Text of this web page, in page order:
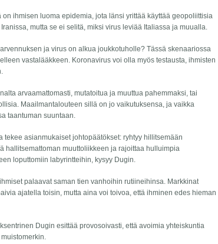
ihmisen luoma epidemia, jota länsi yrittää käyttää geopoliittisia
mutta se ei selitä, miksi virus leviää Italiassa ja muualla.
ja virus on alkua joukkotuholle? Tässä skenaariossa
vastalääkkeen. Koronavirus voi olla myös testausta, ihmisten
arvaamattomasti, mutatoitua ja muuttua pahemmaksi, tai
Maailmantalouteen sillä on jo vaikutuksensa, ja vaikka
taantuman suuntaan.
asianmukaiset johtopäätökset: ryhtyy hillitsemään
hallitsemattoman muuttoliikkeen ja rajoittaa hulluimpia
loputtomiin labyrintteihin, kysyy Dugin.
palaavat saman tien vanhoihin rutiineihinsa. Markkinat
ajatella toisin, mutta aina voi toivoa, että ihminen edes hieman
Dugin esittää provosoivasti, että avoimia yhteiskuntia